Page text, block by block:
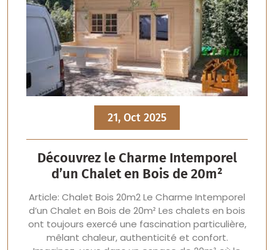
21, Oct 2025
Découvrez le Charme Intemporel
d’un Chalet en Bois de 20m²
Article: Chalet Bois 20m2 Le Charme Intemporel
d’un Chalet en Bois de 20m² Les chalets en bois
ont toujours exercé une fascination particulière,
mêlant chaleur, authenticité et confort.